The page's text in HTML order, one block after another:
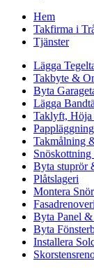
Hem
Takfirma i
Tjänster
Lägga
Takbyte &
Byta
Lägga
Taklyft,
Takmålning
Byta stuprör
Plåtslageri
Montera
Byta Panel
Byta
Installera